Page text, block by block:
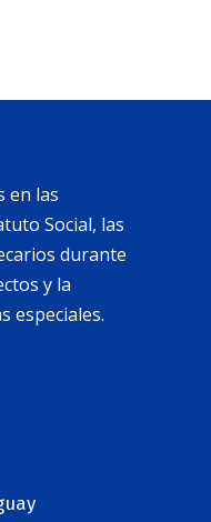
en las
Social, las
durante
y la
especiales.